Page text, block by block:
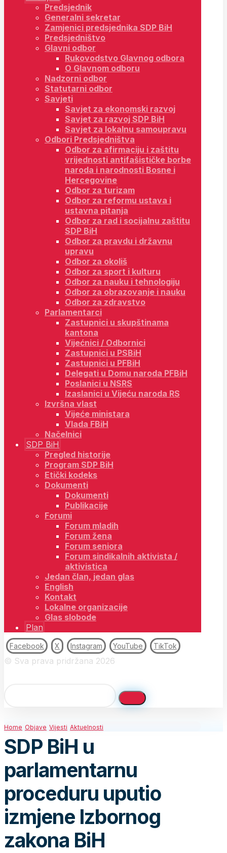
Predsjednik
Generalni sekretar
Zamjenici predsjednika SDP BiH
Predsjedništvo
Glavni odbor
Rukovodstvo Glavnog odbora
O Glavnom odboru
Nadzorni odbor
Statutarni odbor
Savjeti
Savjet za ekonomski razvoj
Savjet za razvoj SDP BiH
Savjet za lokalnu samoupravu
Odbori Predsjedništva
Odbor za afirmaciju i zaštitu
vrijednosti antifašističke borbe
naroda i narodnosti Bosne i
Hercegovine
Odbor za turizam
Odbor za reformu ustava i
ustavna pitanja
Odbor za rad i socijalnu zaštitu
SDP BiH
Odbor za pravdu i državnu
upravu
Odbor za okoliš
Odbor za sport i kulturu
Odbor za nauku i tehnologiju
Odbor za obrazovanje i nauku
Odbor za zdravstvo
Parlamentarci
Zastupnici u skupštinama
kantona
Vijećnici / Odbornici
Zastupnici u PSBiH
Zastupnici u PFBiH
Delegati u Domu naroda PFBiH
Poslanici u NSRS
Izaslanici u Vijeću naroda RS
Izvršna vlast
Vijeće ministara
Vlada FBiH
Načelnici
SDP BiH
Pregled historije
Program SDP BiH
Etički kodeks
Dokumenti
Dokumenti
Publikacije
Forumi
Forum mladih
Forum žena
Forum seniora
Forum sindikalnih aktivista /
aktivistica
Jedan član, jedan glas
English
Kontakt
Lokalne organizacije
Glas slobode
Plan
Facebook X Instagram YouTube TikTok
© Sva prava pridržana 2026
Home Objave Vijesti Aktuelnosti
SDP BiH u
parlamentarnu
proceduru uputio
izmjene Izbornog
zakona BiH